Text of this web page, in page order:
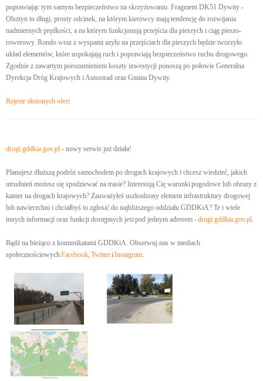
poprawiając tym samym bezpieczeństwo na skrzyżowaniu. Fragment DK51 Dywity -
Olsztyn to długi, prosty odcinek, na którym kierowcy mają tendencję do rozwijania
nadmiernych prędkości, a na którym funkcjonują przejścia dla pieszych i ciąg pieszo-
rowerowy. Rondo wraz z wyspami azylu na przejściach dla pieszych będzie tworzyło
układ elementów, które uspokajają ruch i poprawiają bezpieczeństwo ruchu drogowego.
Zgodnie z zawartym porozumieniem koszty inwestycji ponoszą po połowie Generalna
Dyrekcja Dróg Krajowych i Autostrad oraz Gmina Dywity.
Rejestr złożonych ofert
drogi.gddkia.gov.pl - nowy serwis już działa!
Planujesz dłuższą podróż samochodem po drogach krajowych i chcesz wiedzieć, jakich
utrudnień możesz się spodziewać na trasie? Interesują Cię warunki pogodowe lub obrazy z
kamer na drogach krajowych? Zauważyłeś uszkodzony element infrastruktury drogowej
lub nawierzchni i chciałbyś to zgłosić do najbliższego oddziału GDDKiA? Te i wiele
innych informacji oraz funkcji dostępnych jest pod jednym adresem -drogi.gddkia.gov.pl.
Bądź na bieżąco z komunikatami GDDKiA. Obserwuj nas w mediach
społecznościowychFacebook, TwitteriInstagram.